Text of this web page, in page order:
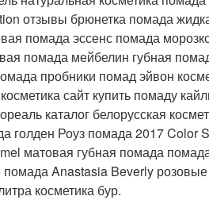
отзывы брюнетка помада
помада эссенс помада
помада мейбелин губная
пробники помад эйвон
косметика сайт купить помаду
каталог белорусская
голден Роуз помада 2017 Color
матовая губная помада
Anastasia Beverly
косметика бур.